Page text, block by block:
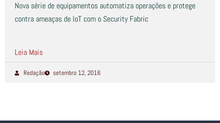
Nova série de equipamentos automatiza operações e protege
contra ameaças de IoT com o Security Fabric
Leia Mais
Redação setembro 12, 2016